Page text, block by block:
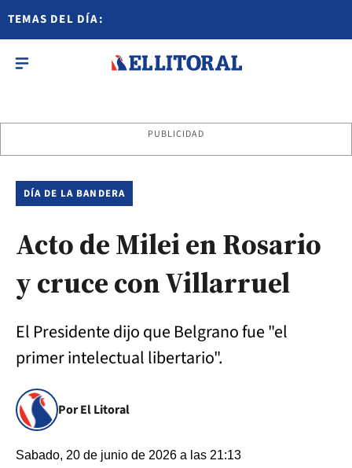
TEMAS DEL DÍA:
PUBLICIDAD
DÍA DE LA BANDERA
Acto de Milei en Rosario
y cruce con Villarruel
El Presidente dijo que Belgrano fue "el
primer intelectual libertario".
Por El Litoral
Sabado, 20 de junio de 2026 a las 21:13